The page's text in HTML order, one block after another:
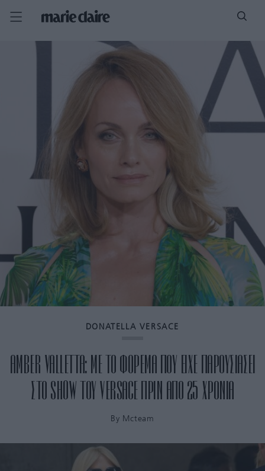
DONATELLA VERSACE
AMBER VALLETTA: ΜΕ ΤΟ ΦΟΡΕΜΑ ΠΟΥ ΕΙΧΕ ΠΑΡΟΥΣΙΑΣΕΙ
ΣΤΟ SHOW ΤΟΥ VERSACE ΠΡΙΝ ΑΠΟ 25 ΧΡΟΝΙΑ
By Mcteam